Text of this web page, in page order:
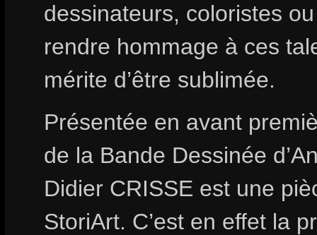
dessinateurs, coloristes
rendre hommage à ces
mérite d’être sublimée.
Présentée en avant
de la Bande Dessinée
Didier CRISSE est une
StoriArt. C’est en effet la